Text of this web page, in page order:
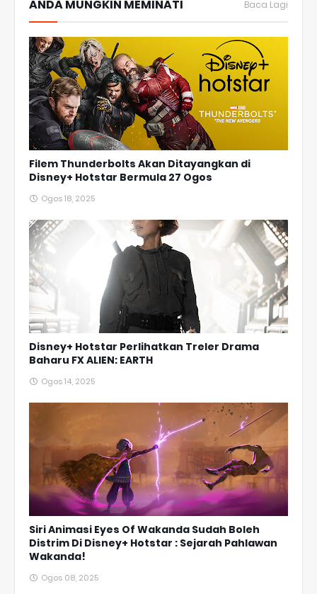
ANDA MUNGKIN MEMINATI Baca Lagi
Filem Thunderbolts Akan Ditayangkan di
Disney+ Hotstar Bermula 27 Ogos
Ogos 18, 2025
Disney+ Hotstar Perlihatkan Treler Drama
Baharu FX ALIEN: EARTH
Ogos 14, 2025
Siri Animasi Eyes Of Wakanda Sudah Boleh
Distrim Di Disney+ Hotstar : Sejarah Pahlawan
Wakanda!
Ogos 08, 2025